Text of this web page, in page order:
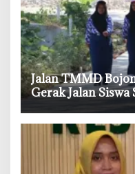
‎Jalan TMMD
Gerak Jalan Siswa